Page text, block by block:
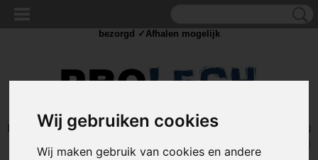
Wij gebruiken cookies
Wij maken gebruik van cookies en andere
Inloggen Registreren
UW WINKELWAGEN
(0)
bezorgd ✓Afhalen mogelijk